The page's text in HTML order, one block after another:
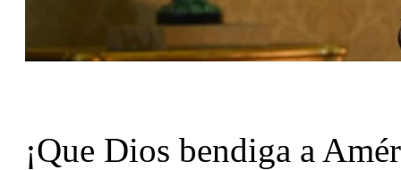
¡Que Dios bendiga a